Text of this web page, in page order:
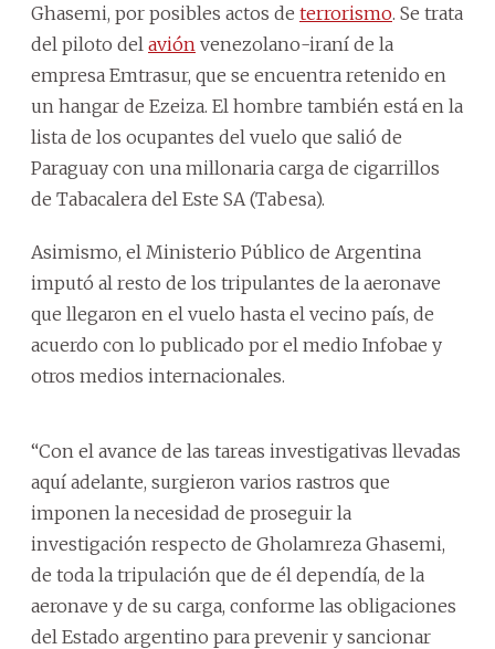
Ghasemi, por posibles actos de terrorismo. Se trata
del piloto del avión venezolano-iraní de la
empresa Emtrasur, que se encuentra retenido en
un hangar de Ezeiza. El hombre también está en la
lista de los ocupantes del vuelo que salió de
Paraguay con una millonaria carga de cigarrillos
de Tabacalera del Este SA (Tabesa).
Asimismo, el Ministerio Público de Argentina
imputó al resto de los tripulantes de la aeronave
que llegaron en el vuelo hasta el vecino país, de
acuerdo con lo publicado por el medio Infobae y
otros medios internacionales.
“Con el avance de las tareas investigativas llevadas
aquí adelante, surgieron varios rastros que
imponen la necesidad de proseguir la
investigación respecto de Gholamreza Ghasemi,
de toda la tripulación que de él dependía, de la
aeronave y de su carga, conforme las obligaciones
del Estado argentino para prevenir y sancionar